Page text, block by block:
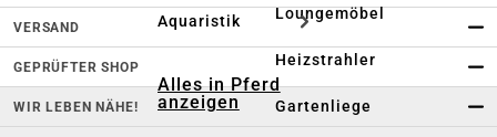
Aquaristik
Alles in Pferd
anzeigen
Loungemöbel
Heizstrahler
Gartenliege
VERSAND
GEPRÜFTER SHOP
WIR LEBEN NÄHE!